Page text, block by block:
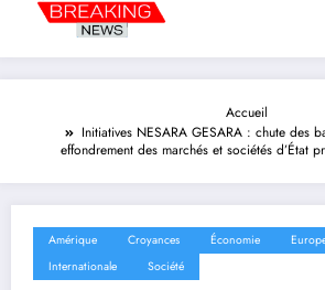
Accueil
Initiatives NESARA GESARA : chute des
effondrement des marchés et sociétés d’État
Amérique Croyances Économie
Internationale
Société